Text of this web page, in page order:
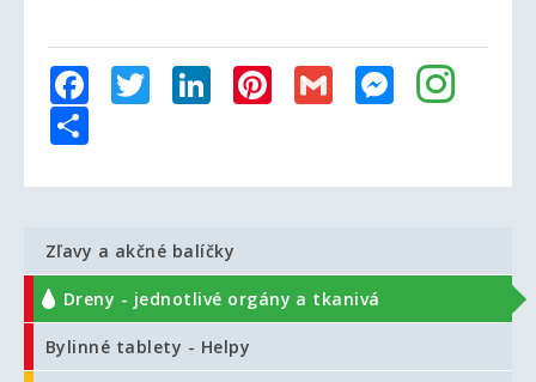
FacebookTwitterLinkedInPinterest
Gmail Messenger
Zľavy a akčné balíčky
Dreny - jednotlivé orgány a tkanivá
Bylinné tablety - Helpy